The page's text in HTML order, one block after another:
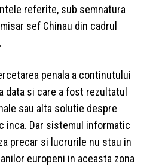
referite, sub semnatura
sef Chinau din cadrul
penala a continutului
data si care a fost rezultatul
sau alta solutie despre
inca. Dar sistemul informatic
precar si lucrurile nu stau in
europeni in aceasta zona